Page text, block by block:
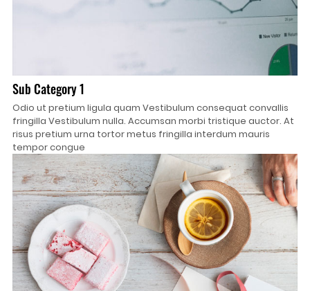
Sub Category 1
Odio ut pretium ligula quam Vestibulum consequat convallis
fringilla Vestibulum nulla. Accumsan morbi tristique auctor. At
risus pretium urna tortor metus fringilla interdum mauris
tempor congue